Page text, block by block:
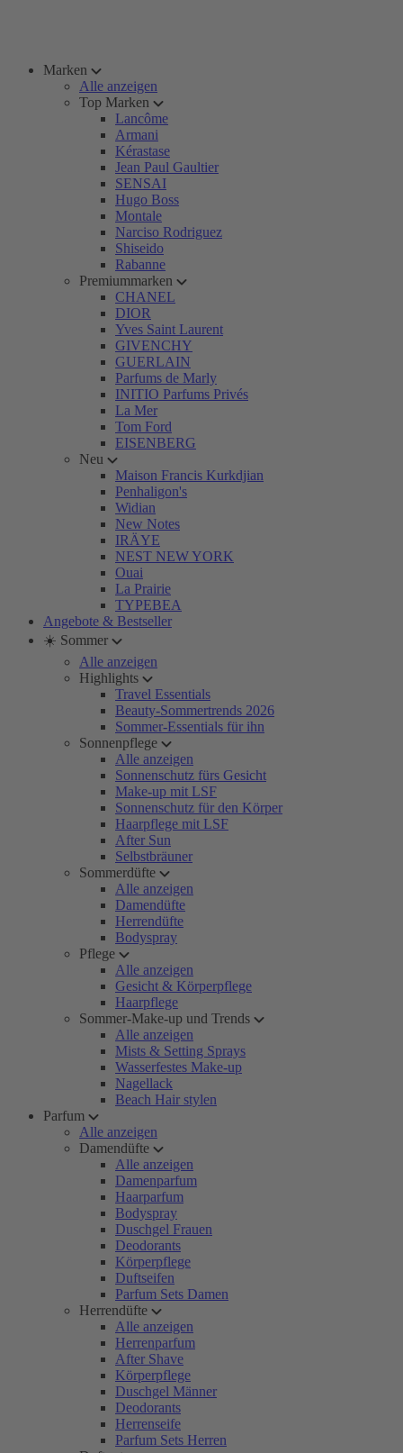
Marken
Alle anzeigen
Top Marken
Lancôme
Armani
Kérastase
Jean Paul Gaultier
SENSAI
Hugo Boss
Montale
Narciso Rodriguez
Shiseido
Rabanne
Premiummarken
CHANEL
DIOR
Yves Saint Laurent
GIVENCHY
GUERLAIN
Parfums de Marly
INITIO Parfums Privés
La Mer
Tom Ford
EISENBERG
Neu
Maison Francis Kurkdjian
Penhaligon's
Widian
New Notes
IRÄYE
NEST NEW YORK
Ouai
La Prairie
TYPEBEA
Angebote & Bestseller
☀️ Sommer
Alle anzeigen
Highlights
Travel Essentials
Beauty-Sommertrends 2026
Sommer-Essentials für ihn
Sonnenpflege
Alle anzeigen
Sonnenschutz fürs Gesicht
Make-up mit LSF
Sonnenschutz für den Körper
Haarpflege mit LSF
After Sun
Selbstbräuner
Sommerdüfte
Alle anzeigen
Damendüfte
Herrendüfte
Bodyspray
Pflege
Alle anzeigen
Gesicht & Körperpflege
Haarpflege
Sommer-Make-up und Trends
Alle anzeigen
Mists & Setting Sprays
Wasserfestes Make-up
Nagellack
Beach Hair stylen
Parfum
Alle anzeigen
Damendüfte
Alle anzeigen
Damenparfum
Haarparfum
Bodyspray
Duschgel Frauen
Deodorants
Körperpflege
Duftseifen
Parfum Sets Damen
Herrendüfte
Alle anzeigen
Herrenparfum
After Shave
Körperpflege
Duschgel Männer
Deodorants
Herrenseife
Parfum Sets Herren